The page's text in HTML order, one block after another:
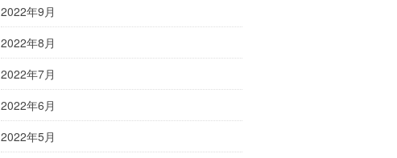
2022年9月
2022年8月
2022年7月
2022年6月
2022年5月